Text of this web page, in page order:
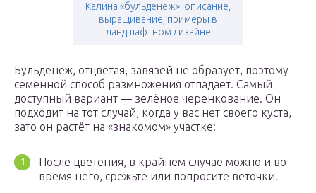
Калина «бульденеж»: описание,
выращивание, примеры в
ландшафтном дизайне
Бульденеж, отцветая, завязей не образует, поэтому
семенной способ размножения отпадает. Самый
доступный вариант — зелёное черенкование. Он
подходит на тот случай, когда у вас нет своего куста,
зато он растёт на «знакомом» участке:
После цветения, в крайнем случае можно и во
время него, срежьте или попросите веточки.